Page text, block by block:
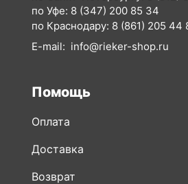
Помощь
Доставка
Возврат
Как сделать заказ
Таблицы размеров и полноты